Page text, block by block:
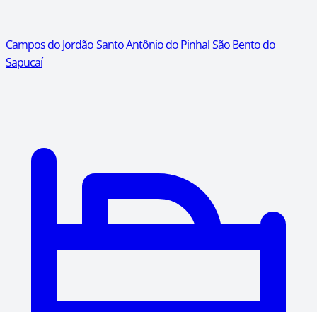
Campos do JordãoSanto Antônio do PinhalSão Bento do
Sapucaí